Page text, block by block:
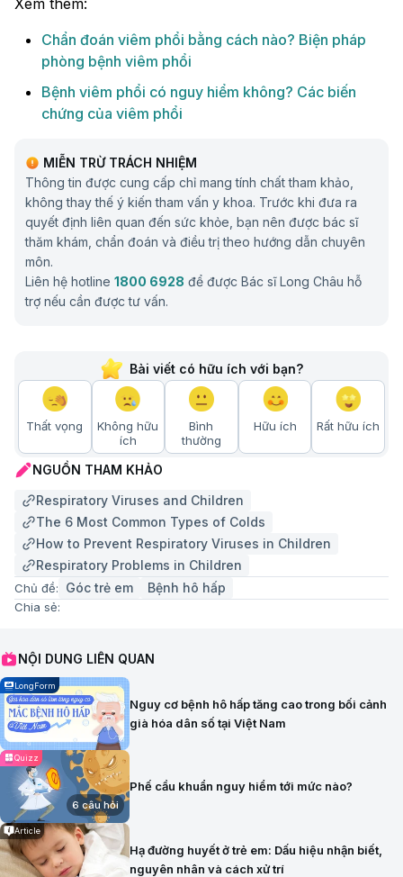
Xem thêm:
Chẩn đoán viêm phổi bằng cách nào? Biện pháp
phòng bệnh viêm phổi
Bệnh viêm phổi có nguy hiểm không? Các biến
chứng của viêm phổi
MIỄN TRỪ TRÁCH NHIỆM
Thông tin được cung cấp chỉ mang tính chất tham khảo,
không thay thế ý kiến tham vấn y khoa. Trước khi đưa ra
quyết định liên quan đến sức khỏe, bạn nên được bác sĩ
thăm khám, chẩn đoán và điều trị theo hướng dẫn chuyên
môn.
Liên hệ hotline 1800 6928 để được Bác sĩ Long Châu hỗ
trợ nếu cần được tư vấn.
Bài viết có hữu ích với bạn?
Thất vọng
Không hữu
ích
Bình
thường
Hữu ích Rất hữu ích
NGUỒN THAM KHẢO
Respiratory Viruses and Children
The 6 Most Common Types of Colds
How to Prevent Respiratory Viruses in Children
Respiratory Problems in Children
Chủ đề: Góc trẻ em Bệnh hô hấp
Chia sẻ:
NỘI DUNG LIÊN QUAN
LongForm
Nguy cơ bệnh hô hấp tăng cao trong bối cảnh
già hóa dân số tại Việt Nam
Quizz
6 câu hỏi
Phế cầu khuẩn nguy hiểm tới mức nào?
Article
Hạ đường huyết ở trẻ em: Dấu hiệu nhận biết,
nguyên nhân và cách xử trí